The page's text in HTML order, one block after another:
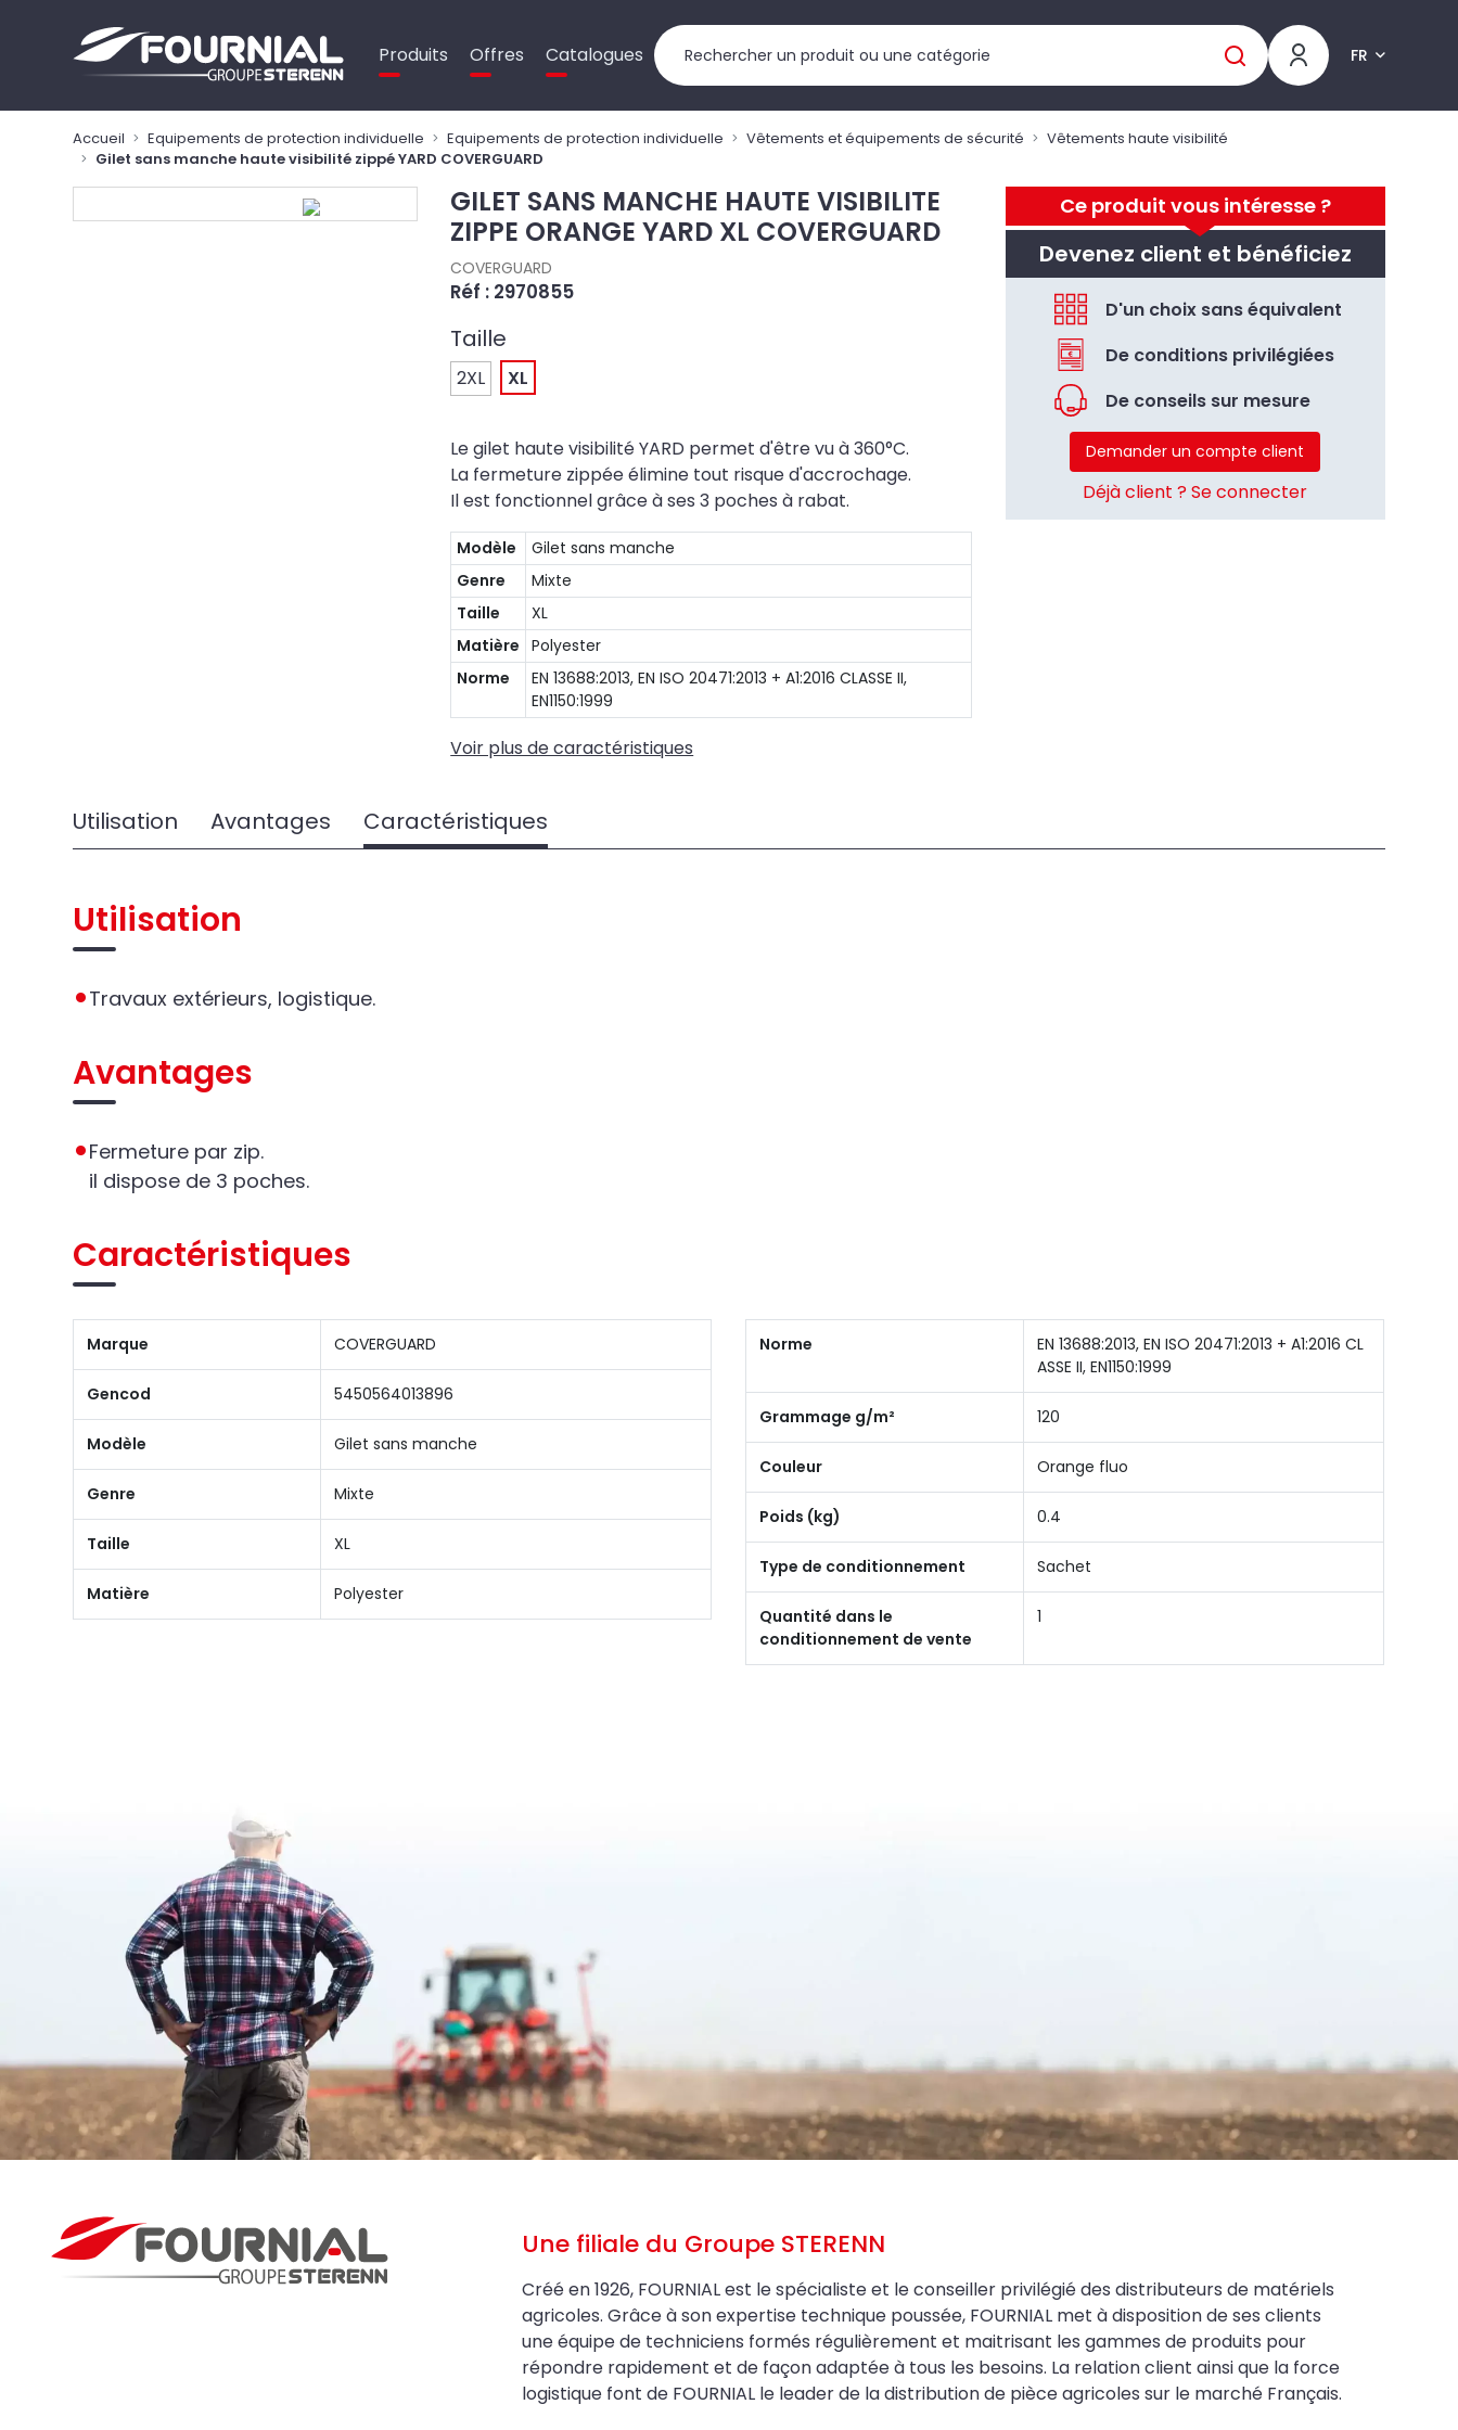
Produits Offres Catalogues FR
Accueil Equipements de protection individuelle Equipements de protection individuelle Vêtements et équipements de sécurité
Vêtements haute visibilité
Gilet sans manche haute visibilité zippé YARD COVERGUARD
Ce produit vous intéresse ?
Devenez client et bénéficiez
D'un choix sans équivalent
De conditions privilégiées
De conseils sur mesure
Demander un compte client
Déjà client ? Se connecter
GILET SANS MANCHE HAUTE VISIBILITE
ZIPPE ORANGE YARD XL COVERGUARD
COVERGUARD
Réf : 2970855
Taille
2XL XL
Le gilet haute visibilité YARD permet d'être vu à 360°C.
La fermeture zippée élimine tout risque d'accrochage.
Il est fonctionnel grâce à ses 3 poches à rabat.
Modèle
Gilet sans manche
Genre
Mixte
Taille
XL
Matière
Polyester
Norme
EN 13688:2013, EN ISO 20471:2013 + A1:2016 CLASSE II,
EN1150:1999
Voir plus de caractéristiques
Utilisation Avantages Caractéristiques
Utilisation
Travaux extérieurs, logistique.
Avantages
Fermeture par zip.
il dispose de 3 poches.
Caractéristiques
Marque COVERGUARD
Gencod 5450564013896
Modèle Gilet sans manche
Genre Mixte
Taille XL
Matière Polyester
Norme
EN 13688:2013, EN ISO 20471:2013 + A1:2016 CL
ASSE II, EN1150:1999
Grammage g/m² 120
Couleur Orange fluo
Poids (kg) 0.4
Type de conditionnement Sachet
Quantité dans le
conditionnement de vente
1
Une filiale du Groupe STERENN
Créé en 1926, FOURNIAL est le spécialiste et le conseiller privilégié des distributeurs de matériels
agricoles. Grâce à son expertise technique poussée, FOURNIAL met à disposition de ses clients
une équipe de techniciens formés régulièrement et maitrisant les gammes de produits pour
répondre rapidement et de façon adaptée à tous les besoins. La relation client ainsi que la force
logistique font de FOURNIAL le leader de la distribution de pièce agricoles sur le marché Français.